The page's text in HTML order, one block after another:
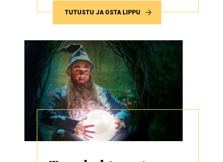
TUTUSTU JA OSTA LIPPU